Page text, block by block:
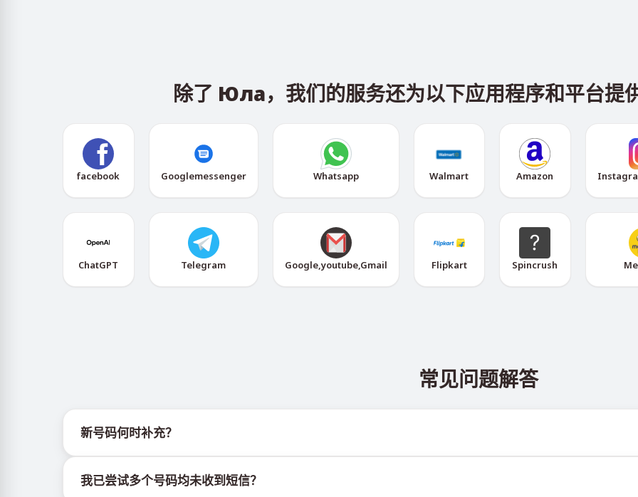
除了 Юла，我们的服务还为以下应用程序和平台提
facebook Googlemessenger Whatsapp Walmart Amazon
ChatGPT Telegram Google,youtube,Gmail Flipkart Spincrush
常见问题解答
新号码何时补充？
我已尝试多个号码均未收到短信？